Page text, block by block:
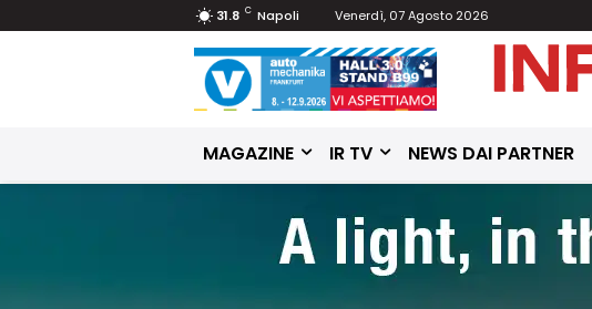
31.8 C Napoli Venerdì, 07 Agosto 2026
MAGAZINE IR TV NEWS DAI PARTNER